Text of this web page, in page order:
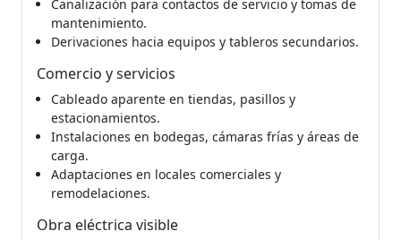
Canalización para contactos de servicio y tomas de
mantenimiento.
Derivaciones hacia equipos y tableros secundarios.
Comercio y servicios
Cableado aparente en tiendas, pasillos y
estacionamientos.
Instalaciones en bodegas, cámaras frías y áreas de
carga.
Adaptaciones en locales comerciales y
remodelaciones.
Obra eléctrica visible